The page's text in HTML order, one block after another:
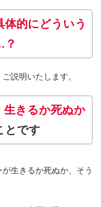
体的にどういう
説明いたします。
生きるか死ぬか
とです
生きるか死ぬか、そう